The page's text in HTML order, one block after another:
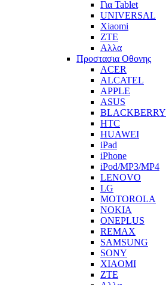
Για Tablet
UNIVERSAL
Xiaomi
ZTE
Αλλα
Προστασια Οθονης
ACER
ALCATEL
APPLE
ASUS
BLACKBERRY
HTC
HUAWEI
iPad
iPhone
iPod/MP3/MP4
LENOVO
LG
MOTOROLA
NOKIA
ONEPLUS
REMAX
SAMSUNG
SONY
XIAOMI
ZTE